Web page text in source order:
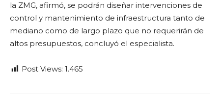
la ZMG, afirmó, se podrán diseñar intervenciones de
control y mantenimiento de infraestructura tanto de
mediano como de largo plazo que no requerirán de
altos presupuestos, concluyó el especialista.
Post Views: 1.465